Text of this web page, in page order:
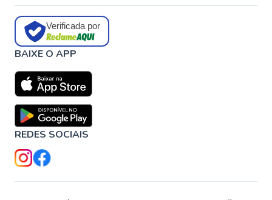
Verificada por
BAIXE O APP
REDES SOCIAIS